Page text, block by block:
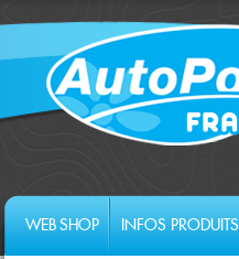
WEB SHOP INFOS PRODUITS